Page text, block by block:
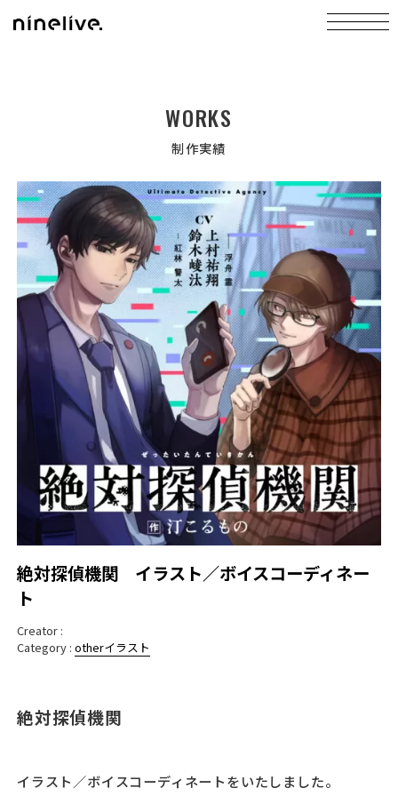
WORKS
制作実績
絶対探偵機関 イラスト／ボイスコーディネー
ト
Creator :
Category : otherイラスト
絶対探偵機関
イラスト／ボイスコーディネートをいたしました。